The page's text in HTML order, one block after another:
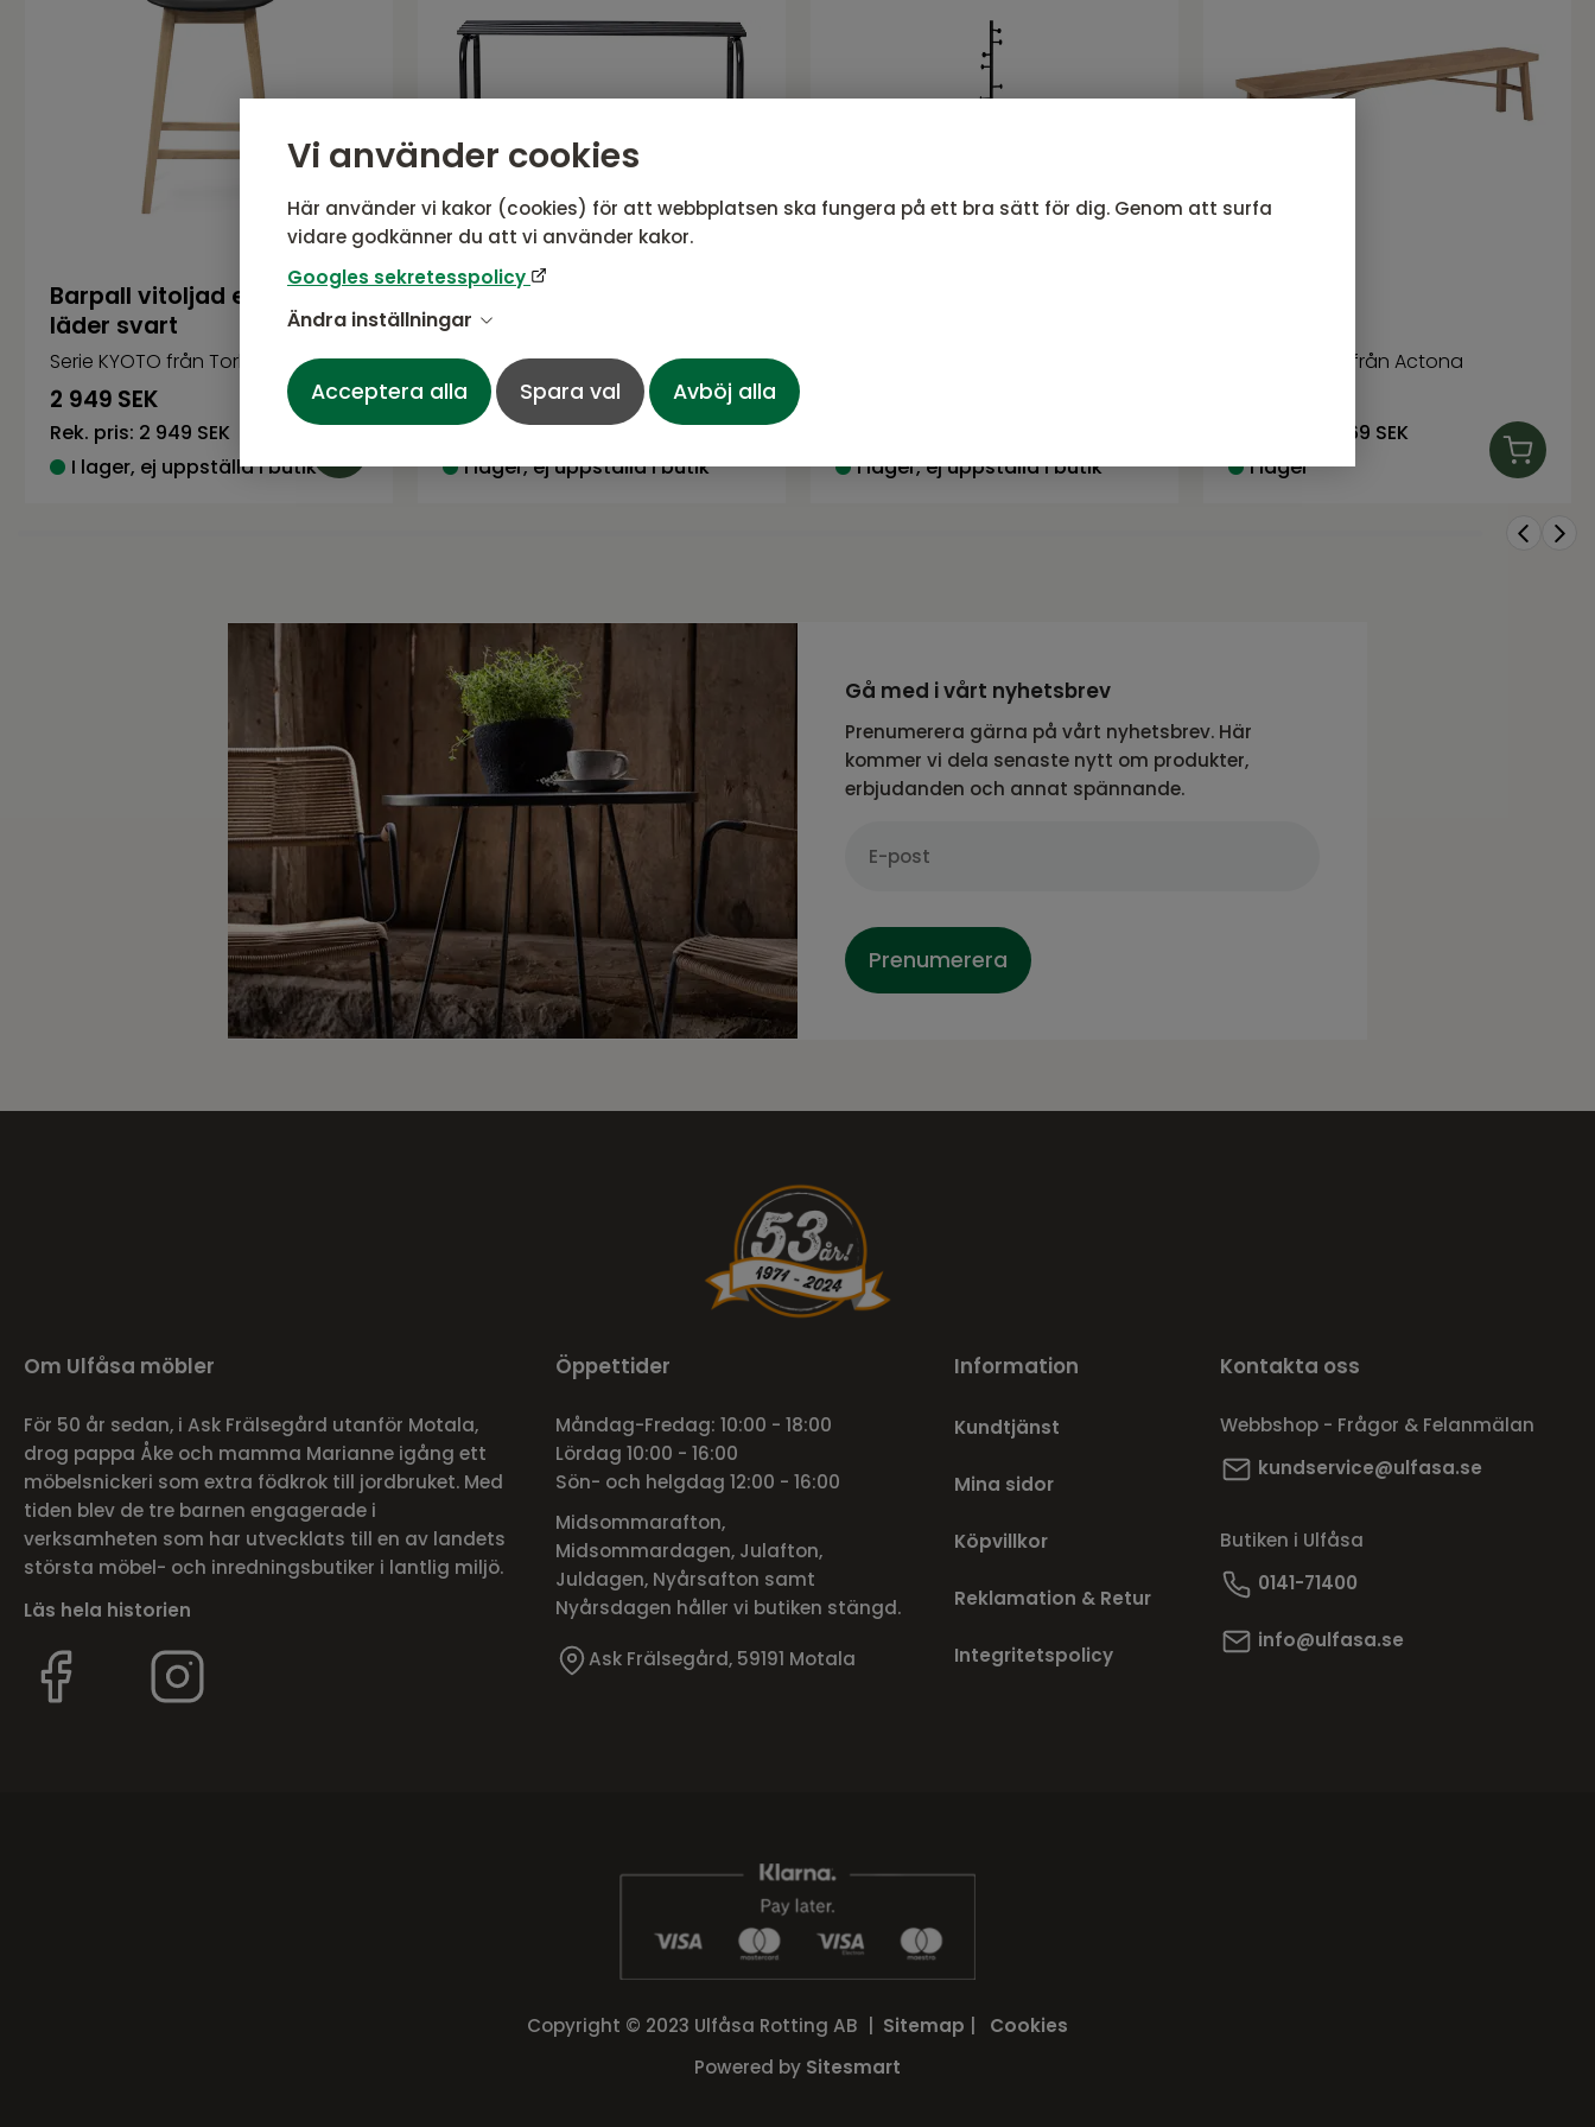
Vi använder cookies
Här använder vi kakor (cookies) för att webbplatsen ska fungera på ett bra sätt för dig. Genom att surfa
vidare godkänner du att vi använder kakor.
Googles sekretesspolicy
Ändra inställningar
Acceptera alla Spara val Avböj alla
Barpall vitoljad ek, sits
läder svart
Serie KYOTO från Torkelson
2 949 SEK
Rek. pris: 2 949 SEK
I lager, ej uppställd i butik
BASSE Skohylla svart med
mässingfot
Serie BASSE från NFG
833 SEK
Rek. pris:980 SEK
I lager, ej uppställd i butik
I lager, ej uppställd i butik
Galway serie från Actona
6 469 SEK
I lager
Gå med i vårt nyhetsbrev
Prenumerera gärna på vårt nyhetsbrev. Här
kommer vi dela senaste nytt om produkter,
erbjudanden och annat spännande.
Prenumerera
Om Ulfåsa möbler
För 50 år sedan, i Ask Frälsegård utanför Motala,
drog pappa Åke och mamma Marianne igång ett
möbelsnickeri som extra födkrok till jordbruket. Med
tiden blev de tre barnen engagerade i
verksamheten som har utvecklats till en av landets
största möbel- och inredningsbutiker i lantlig miljö.
Läs hela historien
Öppettider
Måndag-Fredag: 10:00 - 18:00
Lördag 10:00 - 16:00
Sön- och helgdag 12:00 - 16:00
Midsommarafton,
Midsommardagen, Julafton,
Juldagen, Nyårsafton samt
Nyårsdagen håller vi butiken stängd.
Ask Frälsegård, 59191 Motala
Information
Kundtjänst
Mina sidor
Köpvillkor
Reklamation & Retur
Integritetspolicy
Kontakta oss
Webbshop - Frågor & Felanmälan
kundservice@ulfasa.se
Butiken i Ulfåsa
0141-71400
info@ulfasa.se
Copyright © 2023 Ulfåsa Rotting AB | Sitemap
Cookies
Powered by Sitesmart